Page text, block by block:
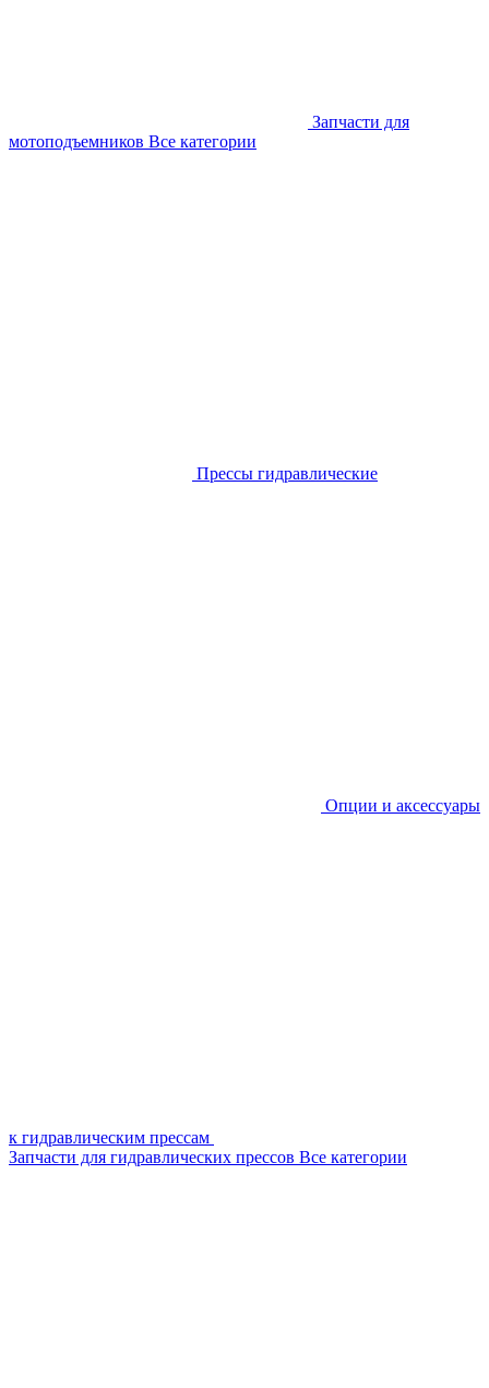
Запчасти для
мотоподъемников Все категории
Прессы гидравлические
Опции и аксессуары
к гидравлическим прессам
Запчасти для гидравлических прессов Все категории